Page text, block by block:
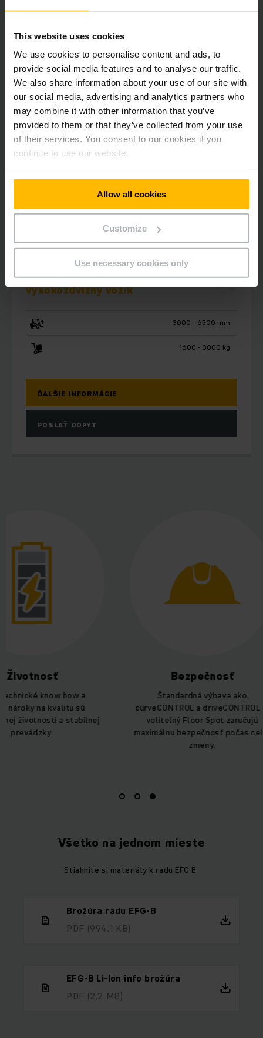
This website uses cookies
We use cookies to personalise content and ads, to
provide social media features and to analyse our traffic.
We also share information about your use of our site with
our social media, advertising and analytics partners who
may combine it with other information that you’ve
provided to them or that they’ve collected from your use
of their services. You consent to our cookies if you
continue to use our website.
Allow all cookies
Customize
Use necessary cookies only
POSLAŤ DOPYT
EFG BC 316–330
Elektrický štvorkolesový
vysokozdvižný vozík
3000 - 6500 mm
1600 - 3000 kg
ĎALŠIE INFORMÁCIE
POSLAŤ DOPYT
know how a
na kvalitu sú
a stabilnej
Bezpečnosť
Štandardná výbava ako
curveCONTROL a driveCONTROL či
voliteľný Floor Spot zaručujú
maximálnu bezpečnosť počas celej
zmeny.
Všetko na jednom mieste
Stiahnite si materiály k radu EFG B
Brožúra radu EFG-B
PDF (994,1 KB)
EFG-B Li-Ion info brožúra
PDF (2,2 MB)